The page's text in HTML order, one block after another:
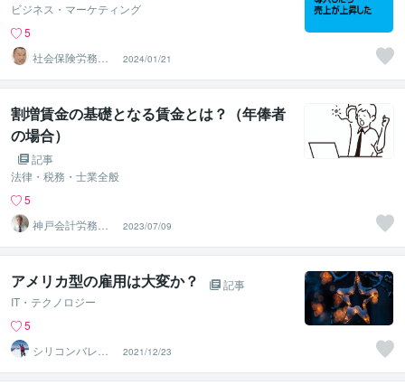
ビジネス・マーケティング
5
社会保険労務
士 林智之
2024/01/21
割増賃金の基礎となる賃金とは？（年俸者
の場合）
記事
法律・税務・士業全般
5
神戸会計労務管
理事務所
2023/07/09
アメリカ型の雇用は大変か？
記事
IT・テクノロジー
5
シリコンバレー
スーパーウエア
2021/12/23